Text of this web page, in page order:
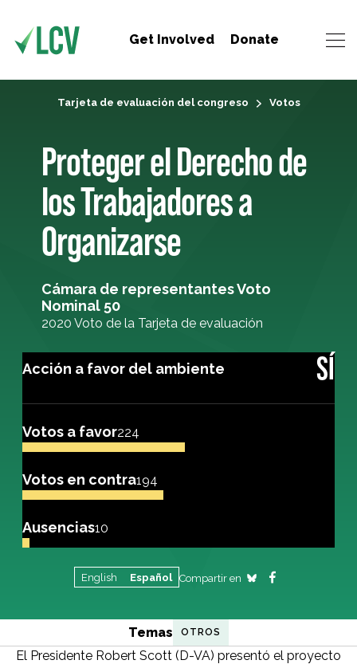
Get Involved Donate
Tarjeta de evaluación del congreso Votos
Proteger el Derecho de
los Trabajadores a
Organizarse
Cámara de representantes Voto
Nominal 50
2020 Voto de la Tarjeta de evaluación
Acción a favor del ambiente SÍ
Votos a favor224
Votos en contra194
Ausencias10
English Español Compartir en
Temas OTROS
El Presidente Robert Scott (D-VA) presentó el proyecto